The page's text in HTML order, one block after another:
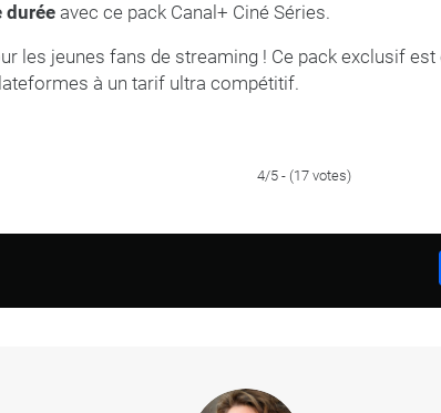
durée avec ce pack Canal+ Ciné Séries.
les jeunes fans de streaming ! Ce pack exclusif
à un tarif ultra compétitif.
4/5 - (17 votes)